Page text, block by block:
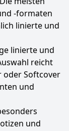
-formaten
linierte und
linierte und
reicht
oder Softcover
und
und